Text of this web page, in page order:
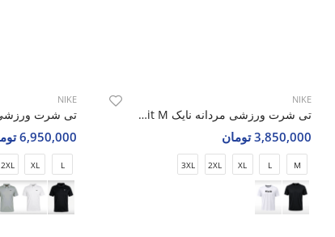
NIKE
تی شرت ورزشی مردانه نایک Nike Valor Fit M
3,850,000 تومان
M
L
XL
2XL
3XL
NIKE
6,950,000 تومان
L
XL
2XL